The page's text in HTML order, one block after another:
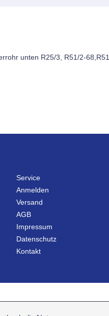
unten R25/3, R51/2-
Service
Anmelden
Versand
AGB
Impressum
Datenschutz
Kontakt